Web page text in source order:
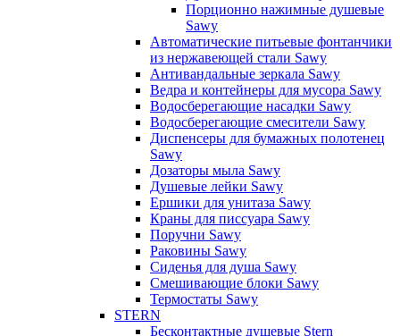
Порционно нажимные душевые
Sawy
Автоматические питьевые фонтанчики
из нержавеющей стали Sawy
Антивандальные зеркала Sawy
Ведра и контейнеры для мусора Sawy
Водосберегающие насадки Sawy
Водосберегающие смесители Sawy
Диспенсеры для бумажных полотенец
Sawy
Дозаторы мыла Sawy
Душевые лейки Sawy
Ершики для унитаза Sawy
Краны для писсуара Sawy
Поручни Sawy
Раковины Sawy
Сиденья для душа Sawy
Смешивающие блоки Sawy
Термостаты Sawy
STERN
Бесконтактные душевые Stern